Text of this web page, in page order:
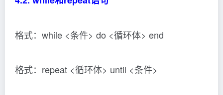
格式：while <条件> do <循环体> end
格式：repeat <循环体> until <条件>